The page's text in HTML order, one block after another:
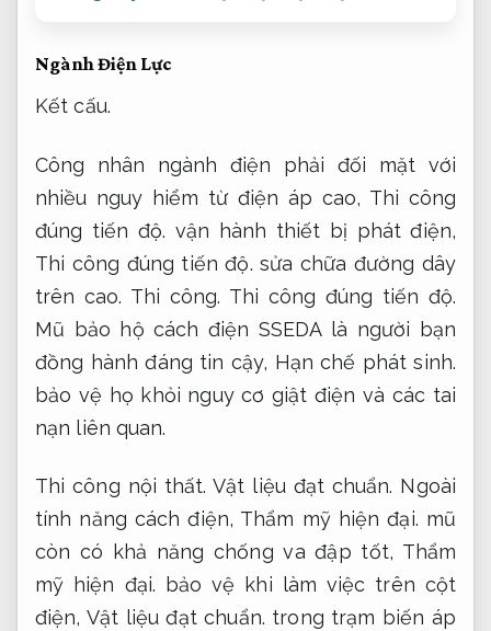
Ngành Điện Lực
Kết cấu.
Công nhân ngành điện phải đối mặt với
nhiều nguy hiểm từ điện áp cao, Thi công
đúng tiến độ. vận hành thiết bị phát điện,
Thi công đúng tiến độ. sửa chữa đường dây
trên cao. Thi công. Thi công đúng tiến độ.
Mũ bảo hộ cách điện SSEDA là người bạn
đồng hành đáng tin cậy, Hạn chế phát sinh.
bảo vệ họ khỏi nguy cơ giật điện và các tai
nạn liên quan.
Thi công nội thất. Vật liệu đạt chuẩn. Ngoài
tính năng cách điện, Thẩm mỹ hiện đại. mũ
còn có khả năng chống va đập tốt, Thẩm
mỹ hiện đại. bảo vệ khi làm việc trên cột
điện, Vật liệu đạt chuẩn. trong trạm biến áp